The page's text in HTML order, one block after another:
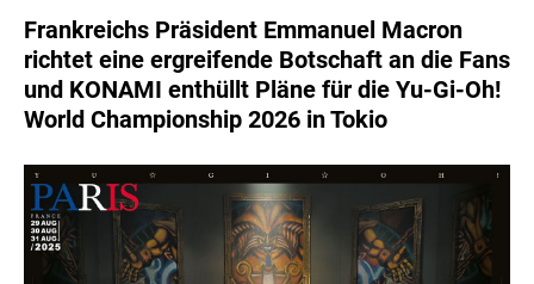
ZURU
MERGE GAMES
PQUBE
WILD RIVER GAMES
SUPERCELL
KONAMI
Frankreichs Präsident Emmanuel Macron
richtet eine ergreifende Botschaft an die Fans
und KONAMI enthüllt Pläne für die Yu-Gi-Oh!
World Championship 2026 in Tokio